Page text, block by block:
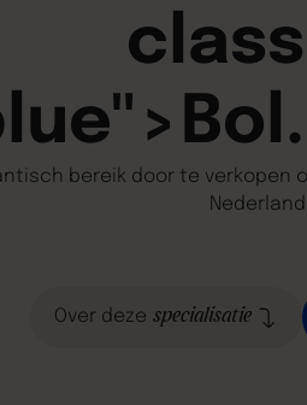
bereik door te verkopen
Over deze specialisatie